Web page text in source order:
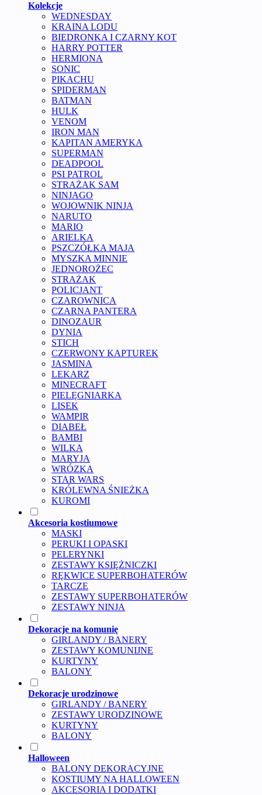
Kolekcje
WEDNESDAY
KRAINA LODU
BIEDRONKA I CZARNY KOT
HARRY POTTER
HERMIONA
SONIC
PIKACHU
SPIDERMAN
BATMAN
HULK
VENOM
IRON MAN
KAPITAN AMERYKA
SUPERMAN
DEADPOOL
PSI PATROL
STRAŻAK SAM
NINJAGO
WOJOWNIK NINJA
NARUTO
MARIO
ARIELKA
PSZCZÓŁKA MAJA
MYSZKA MINNIE
JEDNOROŻEC
STRAŻAK
POLICJANT
CZAROWNICA
CZARNA PANTERA
DINOZAUR
DYNIA
STICH
CZERWONY KAPTUREK
JASMINA
LEKARZ
MINECRAFT
PIELĘGNIARKA
LISEK
WAMPIR
DIABEŁ
BAMBI
WILKA
MARYJA
WRÓZKA
STAR WARS
KRÓLEWNA ŚNIEŻKA
KUROMI
Akcesoria kostiumowe
MASKI
PERUKI I OPASKI
PELERYNKI
ZESTAWY KSIĘŻNICZKI
RĘKWICE SUPERBOHATERÓW
TARCZE
ZESTAWY SUPERBOHATERÓW
ZESTAWY NINJA
Dekoracje na komunię
GIRLANDY / BANERY
ZESTAWY KOMUNIJNE
KURTYNY
BALONY
Dekoracje urodzinowe
GIRLANDY / BANERY
ZESTAWY URODZINOWE
KURTYNY
BALONY
Halloween
BALONY DEKORACYJNE
KOSTIUMY NA HALLOWEEN
AKCESORIA I DODATKI